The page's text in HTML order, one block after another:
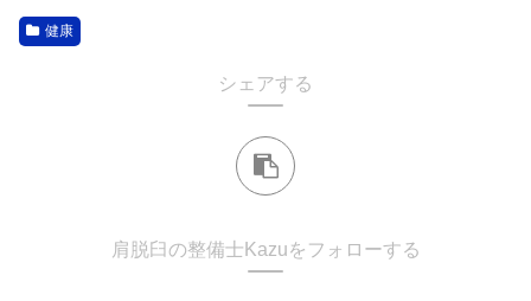
健康
シェアする
肩脱臼の整備士Kazuをフォローする